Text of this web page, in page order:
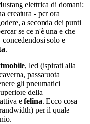
elettrica di domani:
creatura - per ora
a seconda dei punti
se ce n'è una e che
solo e
.
, led (ispirati alla
passaruota
gli pneumatici
della
e felina. Ecco cosa
per il quale